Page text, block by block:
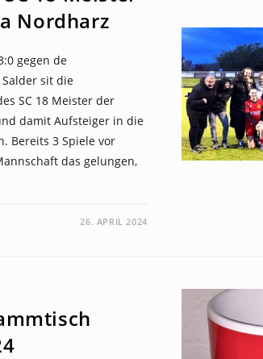
Nordharz
gegen de
Salder sit die
SC 18 Meister der
damit Aufsteiger in die
Bereits 3 Spiele vor
das gelungen,
26. APRIL 2024